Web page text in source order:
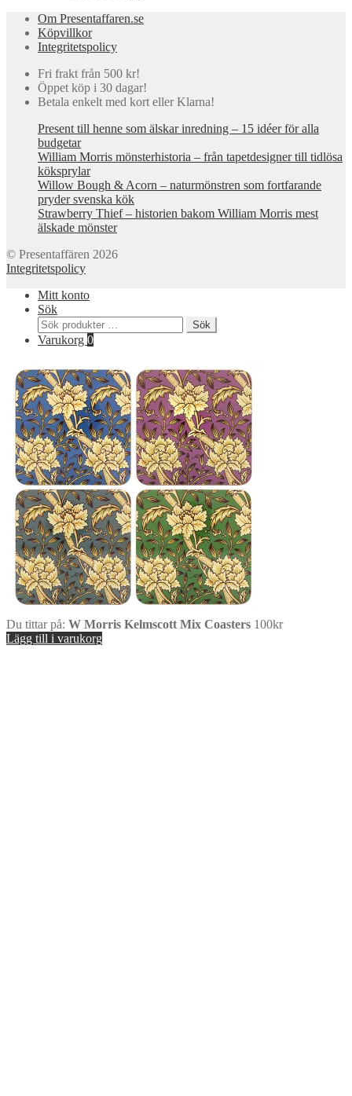
Om Presentaffaren.se
Köpvillkor
Integritetspolicy
Fri frakt från 500 kr!
Öppet köp i 30 dagar!
Betala enkelt med kort eller Klarna!
Present till henne som älskar inredning – 15 idéer för alla
budgetar
William Morris mönsterhistoria – från tapetdesigner till tidlösa
köksprylar
Willow Bough & Acorn – naturmönstren som fortfarande
pryder svenska kök
Strawberry Thief – historien bakom William Morris mest
älskade mönster
© Presentaffären 2026
Integritetspolicy
Mitt konto
Sök
Sök
efter:
Sök
Varukorg 0
Du tittar på: W Morris Kelmscott Mix Coasters 100kr
Lägg till i varukorg